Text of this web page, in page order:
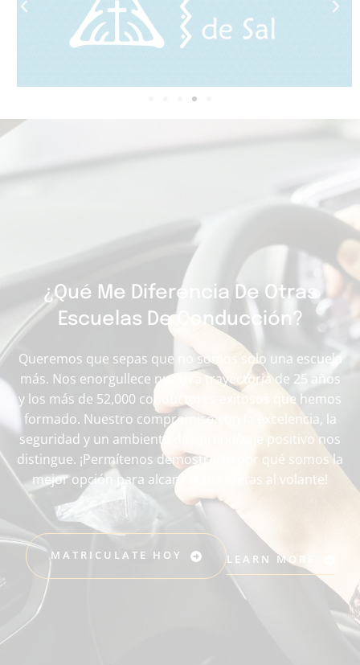
¿Qué Me Diferencia De Otras
Escuelas De Conducción?
Queremos que sepas que no somos solo una escuela
más. Nos enorgullece nuestra trayectoria de 25 años
y los más de 52,000 conductores exitosos que hemos
formado. Nuestro compromiso con la excelencia, la
seguridad y un ambiente de aprendizaje positivo nos
distingue. ¡Permítenos demostrarte por qué somos la
mejor opción para alcanzar tus metas al volante!
MATRICULATE HOY LEARN MORE